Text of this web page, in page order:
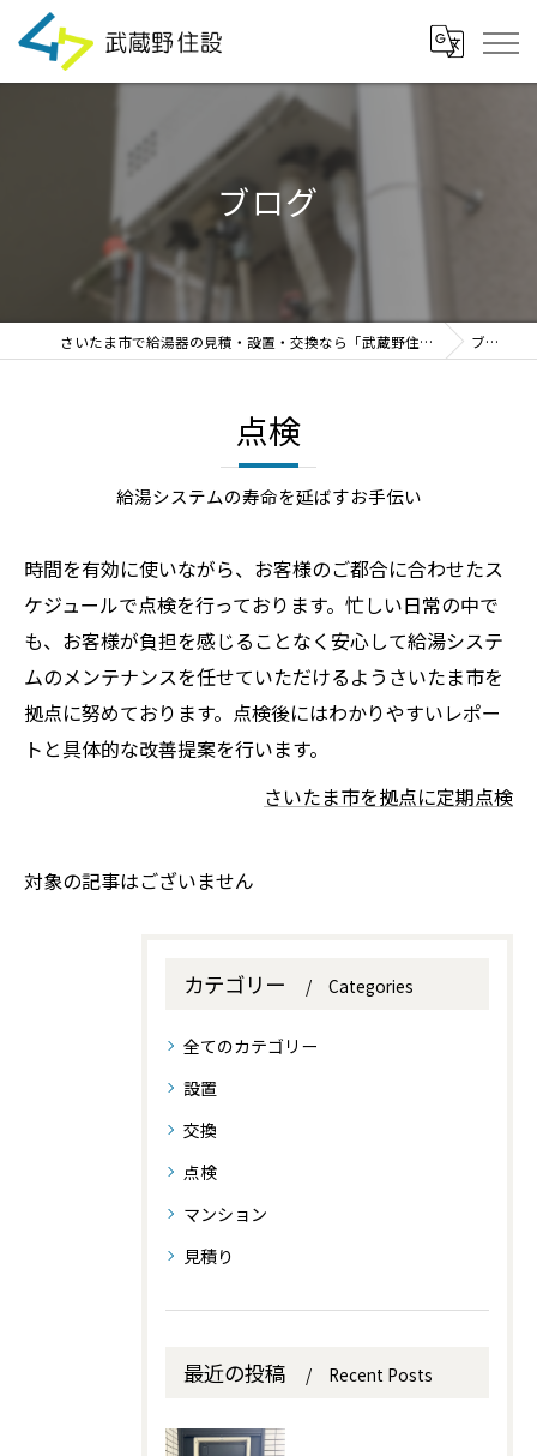
ブログ
さいたま市で給湯器の見積・設置・交換なら「武蔵野住設」 ブログ
点検
給湯システムの寿命を延ばすお手伝い
時間を有効に使いながら、お客様のご都合に合わせたス
ケジュールで点検を行っております。忙しい日常の中で
も、お客様が負担を感じることなく安心して給湯システ
ムのメンテナンスを任せていただけるようさいたま市を
拠点に努めております。点検後にはわかりやすいレポー
トと具体的な改善提案を行います。
さいたま市を拠点に定期点検
対象の記事はございません
カテゴリー Categories
全てのカテゴリー
設置
交換
点検
マンション
見積り
最近の投稿 Recent Posts